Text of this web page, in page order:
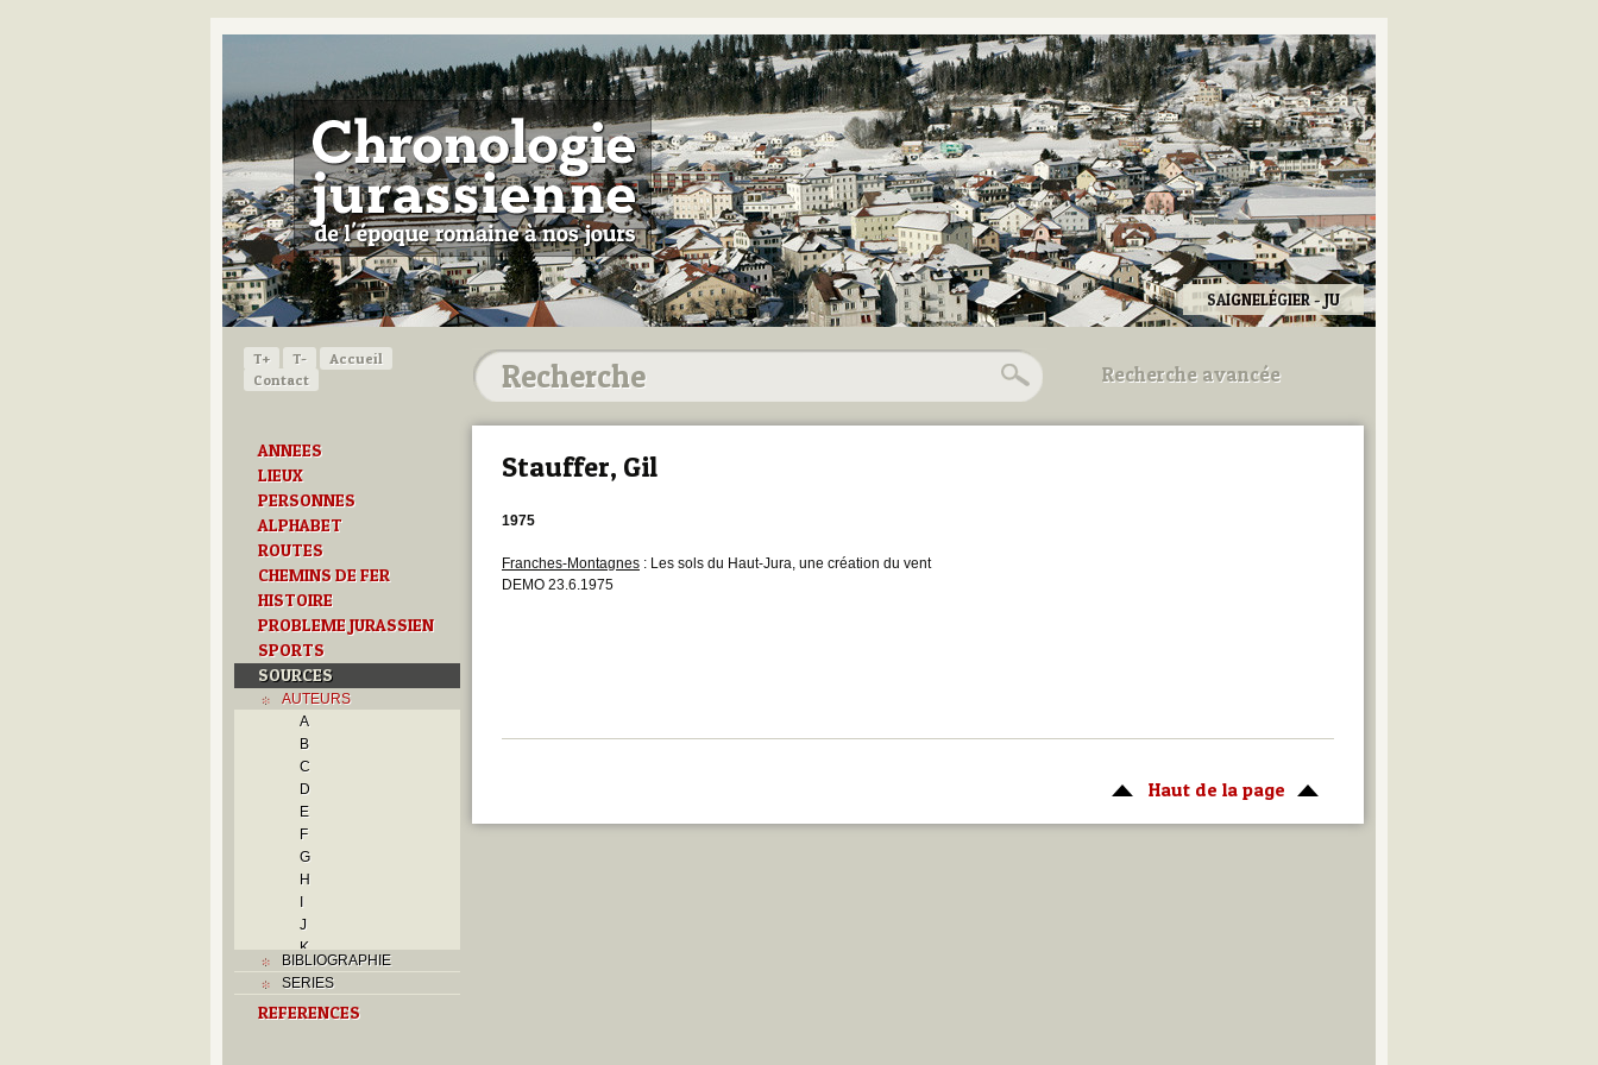
SAIGNELÉGIER - JU
T+ T-
Accueil
Contact
ANNEES
LIEUX
PERSONNES
ALPHABET
ROUTES
CHEMINS DE FER
HISTOIRE
PROBLEME JURASSIEN
SPORTS
SOURCES
AUTEURS
A
B
C
D
E
F
G
H
I
J
K
L
M
N
BIBLIOGRAPHIE
SERIES
REFERENCES
Recherche avancée
Utilisez les champs ci-dessous
Stauffer, Gil
1975
Franches-Montagnes : Les sols du Haut-Jura, une création du vent
DEMO 23.6.1975
Haut de la page